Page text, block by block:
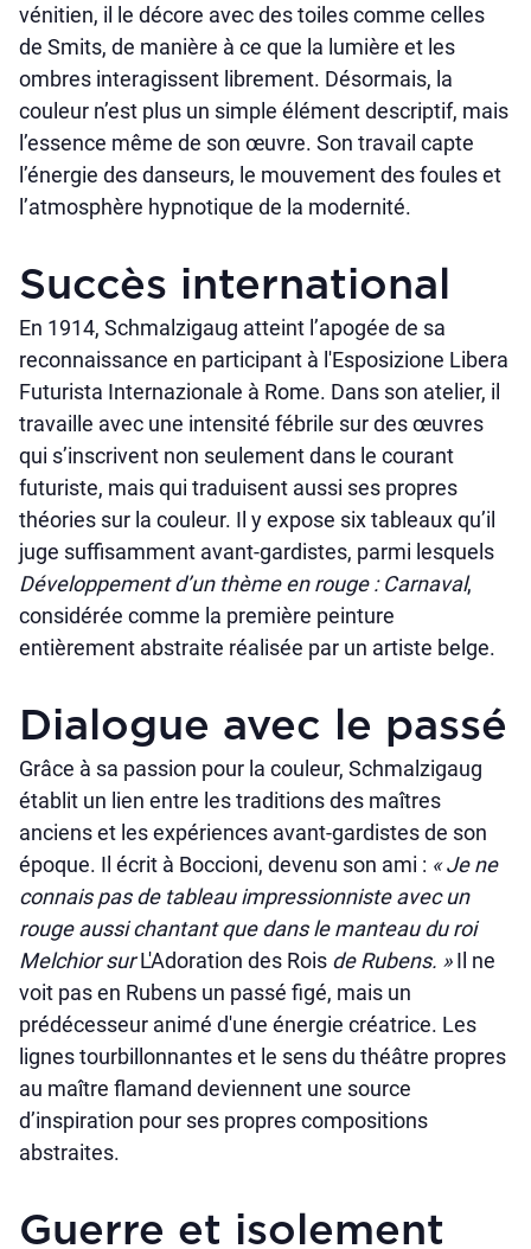
vénitien, il le décore avec des toiles comme celles
de Smits, de manière à ce que la lumière et les
ombres interagissent librement. Désormais, la
couleur n’est plus un simple élément descriptif, mais
l’essence même de son œuvre. Son travail capte
l’énergie des danseurs, le mouvement des foules et
l’atmosphère hypnotique de la modernité.
Succès international
En 1914, Schmalzigaug atteint l’apogée de sa
reconnaissance en participant à l'Esposizione Libera
Futurista Internazionale à Rome. Dans son atelier, il
travaille avec une intensité fébrile sur des œuvres
qui s’inscrivent non seulement dans le courant
futuriste, mais qui traduisent aussi ses propres
théories sur la couleur. Il y expose six tableaux qu’il
juge suffisamment avant-gardistes, parmi lesquels
Développement d’un thème en rouge : Carnaval,
considérée comme la première peinture
entièrement abstraite réalisée par un artiste belge.
Dialogue avec le passé
Grâce à sa passion pour la couleur, Schmalzigaug
établit un lien entre les traditions des maîtres
anciens et les expériences avant-gardistes de son
époque. Il écrit à Boccioni, devenu son ami : « Je ne
connais pas de tableau impressionniste avec un
rouge aussi chantant que dans le manteau du roi
Melchior surL'Adoration des Rois de Rubens. »Il ne
voit pas en Rubens un passé figé, mais un
prédécesseur animé d'une énergie créatrice. Les
lignes tourbillonnantes et le sens du théâtre propres
au maître flamand deviennent une source
d’inspiration pour ses propres compositions
abstraites.
Guerre et isolement